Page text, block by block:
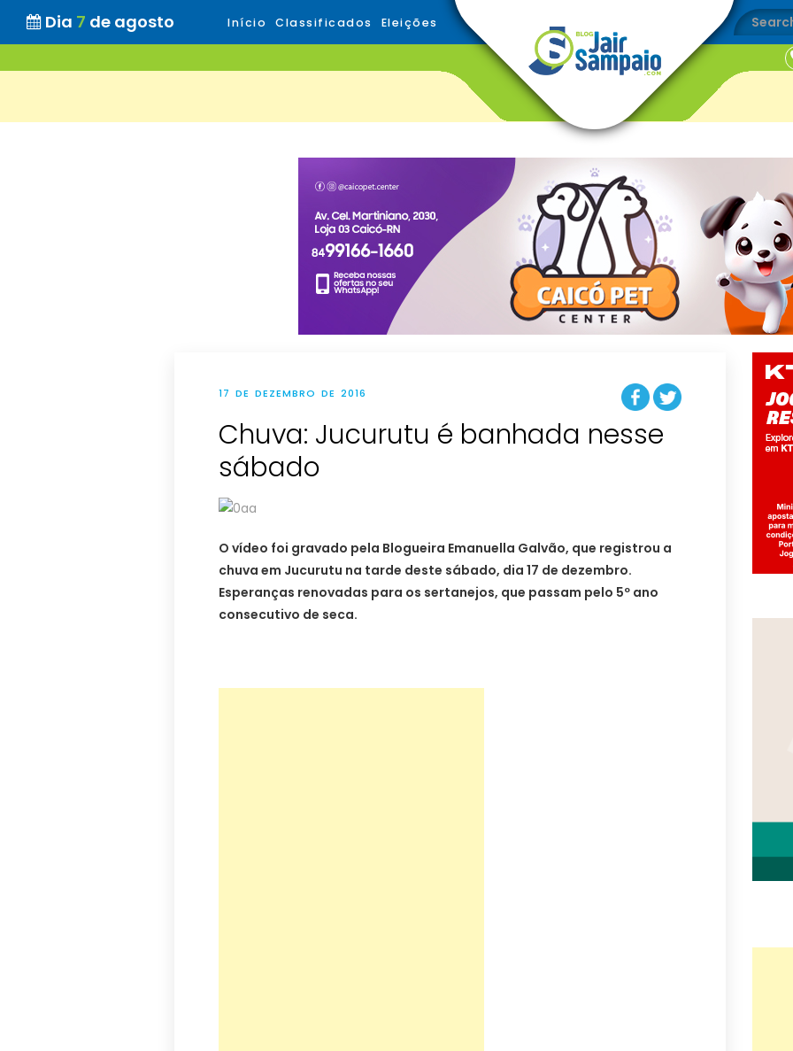
Dia 7 de agosto Início Classificados Eleições
17 DE DEZEMBRO DE 2016
Chuva: Jucurutu é banhada nesse
sábado
O vídeo foi gravado pela Blogueira Emanuella Galvão, que registrou a
chuva em Jucurutu na tarde deste sábado, dia 17 de dezembro.
Esperanças renovadas para os sertanejos, que passam pelo 5º ano
consecutivo de seca.